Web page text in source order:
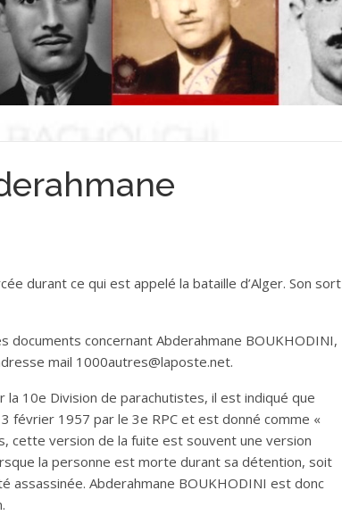
durant ce qui est appelé la bataille d’Alger. Son sort
documents concernant Abderahmane BOUKHODINI,
mail 1000autres@laposte.net.
10e Division de parachutistes, il est indiqué que
février 1957 par le 3e RPC et est donné comme «
cette version de la fuite est souvent une version
la personne est morte durant sa détention, soit
assassinée. Abderahmane BOUKHODINI est donc